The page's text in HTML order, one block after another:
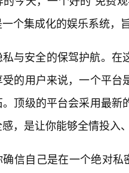
个集成化的娱乐系统，
与安全的保驾护航。
的用户来说，一个平
顶级的平台会采用最
，是让你能够全情投入
确信自己是在一个绝对